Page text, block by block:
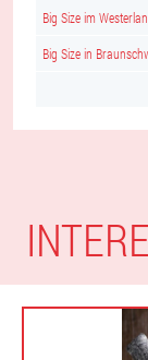
Big Size im
Big Size in